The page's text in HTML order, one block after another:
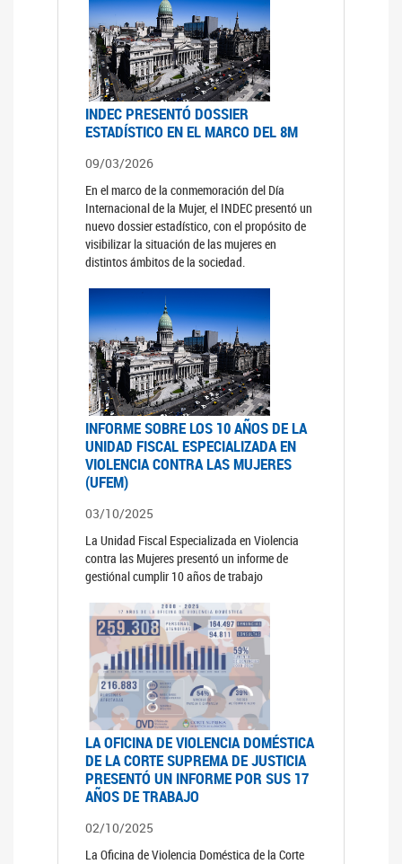
INDEC PRESENTÓ DOSSIER
ESTADÍSTICO EN EL MARCO DEL 8M
09/03/2026
En el marco de la conmemoración del Día
Internacional de la Mujer, el INDEC presentó un
nuevo dossier estadístico, con el propósito de
visibilizar la situación de las mujeres en
distintos ámbitos de la sociedad.
INFORME SOBRE LOS 10 AÑOS DE LA
UNIDAD FISCAL ESPECIALIZADA EN
VIOLENCIA CONTRA LAS MUJERES
(UFEM)
03/10/2025
La Unidad Fiscal Especializada en Violencia
contra las Mujeres presentó un informe de
gestiónal cumplir 10 años de trabajo
LA OFICINA DE VIOLENCIA DOMÉSTICA
DE LA CORTE SUPREMA DE JUSTICIA
PRESENTÓ UN INFORME POR SUS 17
AÑOS DE TRABAJO
02/10/2025
La Oficina de Violencia Doméstica de la Corte